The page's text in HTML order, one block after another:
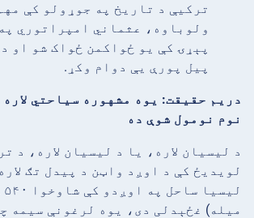
ترکيې د تاريخ په جوړولو کې
ولوباوه، عثماني امپراتوري
پېړۍ کې يو ځواکمن ځواک شو او
پيل پورې يې دوام وکړ.
دریم حقیقت: یوه مشهوره سیاحتي
نوم نومول شوې ده
د لیسیان لاره، یا د لیسیان لاره، د
لویدیځ کې د اوږد واټن د پیدل تګ
میله) غځېدلی دی، یوه لرغونې سیمه